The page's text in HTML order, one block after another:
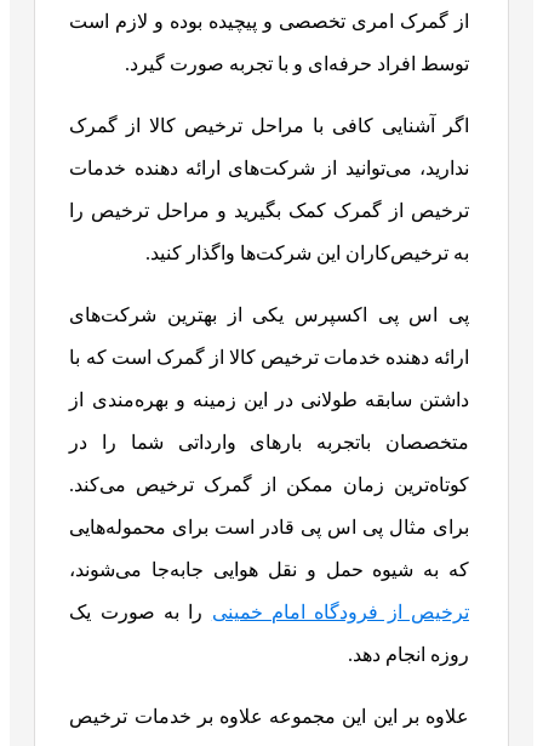
از گمرک امری تخصصی و پیچیده بوده و لازم است
توسط افراد حرفه‌ای و با تجربه صورت گیرد.
اگر آشنایی کافی با مراحل ترخیص کالا از گمرک
ندارید، می‌توانید از شرکت‌های ارائه دهنده خدمات
ترخیص از گمرک کمک بگیرید و مراحل ترخیص را
به ترخیص‌کاران این شرکت‌ها واگذار کنید.
پی اس پی اکسپرس یکی از بهترین شرکت‌های
ارائه دهنده خدمات ترخیص کالا از گمرک است که با
داشتن سابقه طولانی در این زمینه و بهره‌مندی از
متخصصان باتجربه بارهای وارداتی شما را در
کوتاه‌ترین زمان ممکن از گمرک ترخیص می‌کند.
برای مثال پی اس پی قادر است برای محموله‌هایی
که به شیوه حمل و نقل هوایی جابه‌جا می‌شوند،
ترخیص از فرودگاه امام خمینی را به صورت یک
روزه انجام دهد.
علاوه‌ بر این این مجموعه علاوه بر خدمات ترخیص